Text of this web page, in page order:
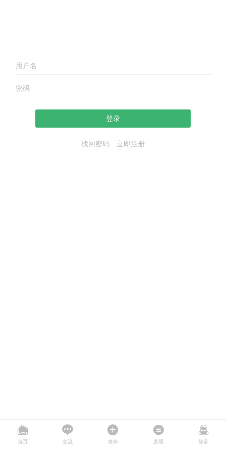
登录
找回密码 立即注册
首页 交流 发布 发现 登录